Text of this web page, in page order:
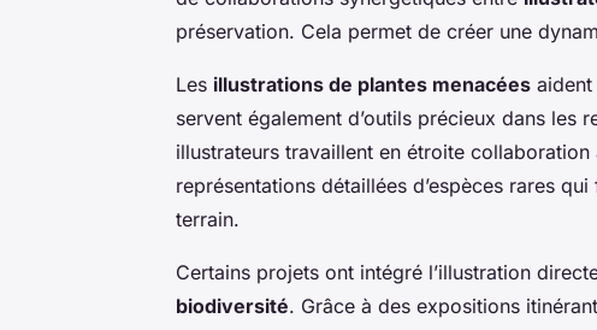
préservation. Cela permet de créer une
Les illustrations de plantes menacées
servent également d’outils précieux dans les
illustrateurs travaillent en étroite
représentations détaillées d’espèces rares
terrain.
Certains projets ont intégré l’illustration
biodiversité. Grâce à des expositions